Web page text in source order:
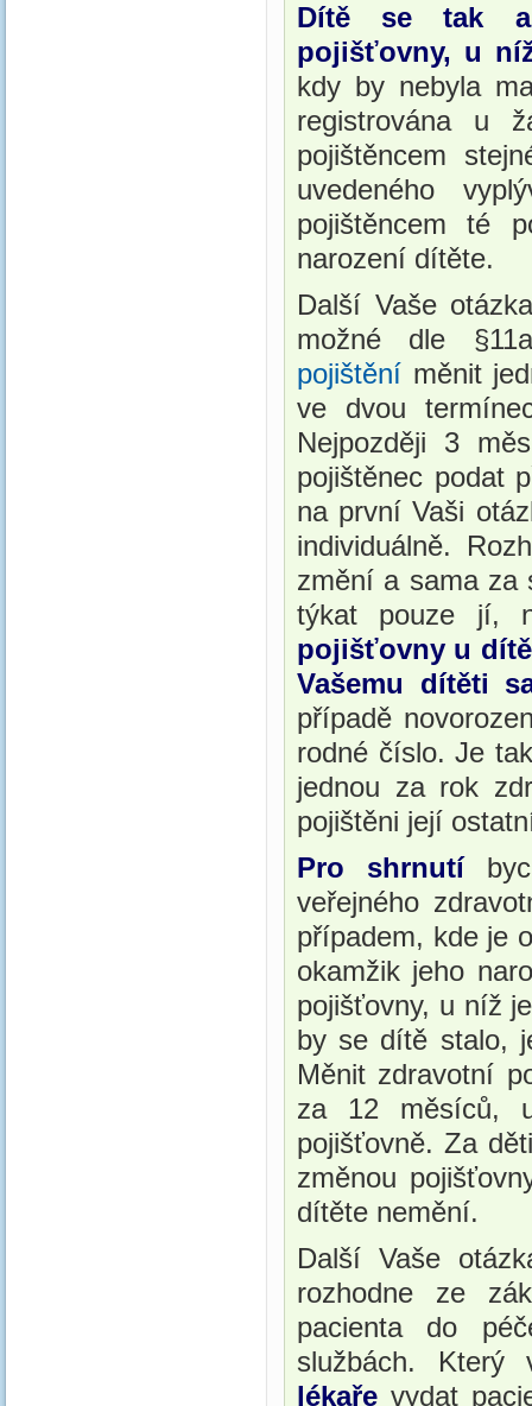
Dítě se tak
pojišťovny, u
kdy by nebyla
registrována u
pojištěncem
uvedeného
pojištěncem té
narození dítěte.
Další Vaše
možné dle
pojištění měnit
ve dvou
Nejpozději 3
pojištěnec podat
na první Vaši
individuálně.
změní a sama za
týkat pouze jí,
pojišťovny u
Vašemu dítěti
případě
rodné číslo. Je
jednou za rok
pojištěni její
Pro shrnutí
veřejného
případem, kde je
okamžik jeho
pojišťovny, u níž
by se dítě stalo,
Měnit zdravotní
za 12 měsíců,
pojišťovně. Za
změnou
dítěte nemění.
Další Vaše
rozhodne ze
pacienta do
službách.
lékařevydat